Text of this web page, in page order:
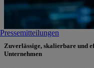
Pressemitteilungen
Zuverlässige, skalierbare und
Unternehmen